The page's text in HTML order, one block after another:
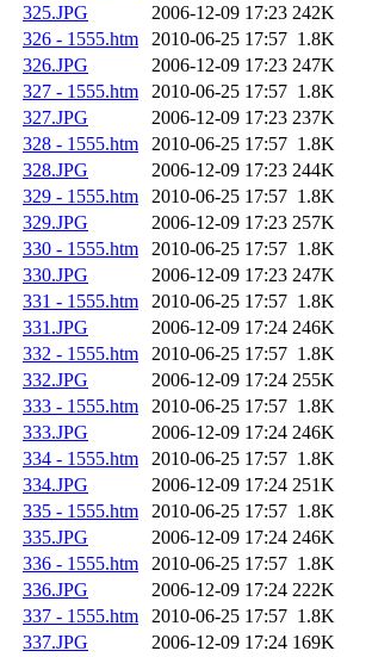
325.JPG
2006-12-09 17:23 242K
326 - 1555.htm
2010-06-25 17:57 1.8K
326.JPG
2006-12-09 17:23 247K
327 - 1555.htm
2010-06-25 17:57 1.8K
327.JPG
2006-12-09 17:23 237K
328 - 1555.htm
2010-06-25 17:57 1.8K
328.JPG
2006-12-09 17:23 244K
329 - 1555.htm
2010-06-25 17:57 1.8K
329.JPG
2006-12-09 17:23 257K
330 - 1555.htm
2010-06-25 17:57 1.8K
330.JPG
2006-12-09 17:23 247K
331 - 1555.htm
2010-06-25 17:57 1.8K
331.JPG
2006-12-09 17:24 246K
332 - 1555.htm
2010-06-25 17:57 1.8K
332.JPG
2006-12-09 17:24 255K
333 - 1555.htm
2010-06-25 17:57 1.8K
333.JPG
2006-12-09 17:24 246K
334 - 1555.htm
2010-06-25 17:57 1.8K
334.JPG
2006-12-09 17:24 251K
335 - 1555.htm
2010-06-25 17:57 1.8K
335.JPG
2006-12-09 17:24 246K
336 - 1555.htm
2010-06-25 17:57 1.8K
336.JPG
2006-12-09 17:24 222K
337 - 1555.htm
2010-06-25 17:57 1.8K
337.JPG
2006-12-09 17:24 169K